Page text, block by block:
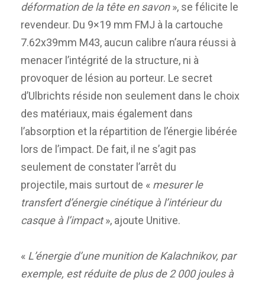
déformation de la tête en savon», se félicite le
revendeur. Du 9×19 mm FMJ à la cartouche
7.62x39mm M43, aucun calibre n’aura réussi à
menacer l’intégrité de la structure, ni à
provoquer de lésion au porteur. Le secret
d’Ulbrichts réside non seulement dans le choix
des matériaux, mais également dans
l’absorption et la répartition de l’énergie libérée
lors de l’impact. De fait, il ne s’agit pas
seulement de constater l’arrêt du
projectile, mais surtout de « mesurer le
transfert d’énergie cinétique à l’intérieur du
casque à l’impact», ajoute Unitive.
« L’énergie d’une munition de Kalachnikov, par
exemple, est réduite de plus de 2 000 joules à